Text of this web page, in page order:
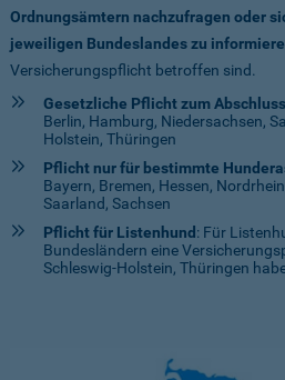
Ordnungsämtern nachzufragen oder
jeweiligen Bundeslandes zu
Versicherungspflicht betroffen sind.
Gesetzliche Pflicht zum
Berlin, Hamburg, Niedersachsen,
Holstein, Thüringen
Pflicht nur für bestimmte
Bayern, Bremen, Hessen,
Saarland, Sachsen
Pflicht für Listenhund : Für
Bundesländern eine
Schleswig-Holstein, Thüringen